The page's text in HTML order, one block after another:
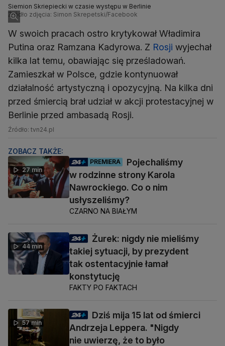
Siemion Skriepiecki w czasie występu w Berlinie
Źródło zdjęcia: Simon Skrepetski/Facebook
W swoich pracach ostro krytykował Władimira
Putina oraz Ramzana Kadyrowa. Z Rosji wyjechał
kilka lat temu, obawiając się prześladowań.
Zamieszkał w Polsce, gdzie kontynuował
działalność artystyczną i opozycyjną. Na kilka dni
przed śmiercią brał udział w akcji protestacyjnej w
Berlinie przed ambasadą Rosji.
Źródło: tvn24.pl
ZOBACZ TAKŻE:
27 min
PREMIERA
Pojechaliśmy
w rodzinne strony Karola
Nawrockiego. Co o nim
usłyszeliśmy?
CZARNO NA BIAŁYM
44 min
Żurek: nigdy nie mieliśmy
takiej sytuacji, by prezydent
tak ostentacyjnie łamał
konstytucję
FAKTY PO FAKTACH
57 min
Dziś mija 15 lat od śmierci
Andrzeja Leppera. "Nigdy
nie uwierzę, że to było